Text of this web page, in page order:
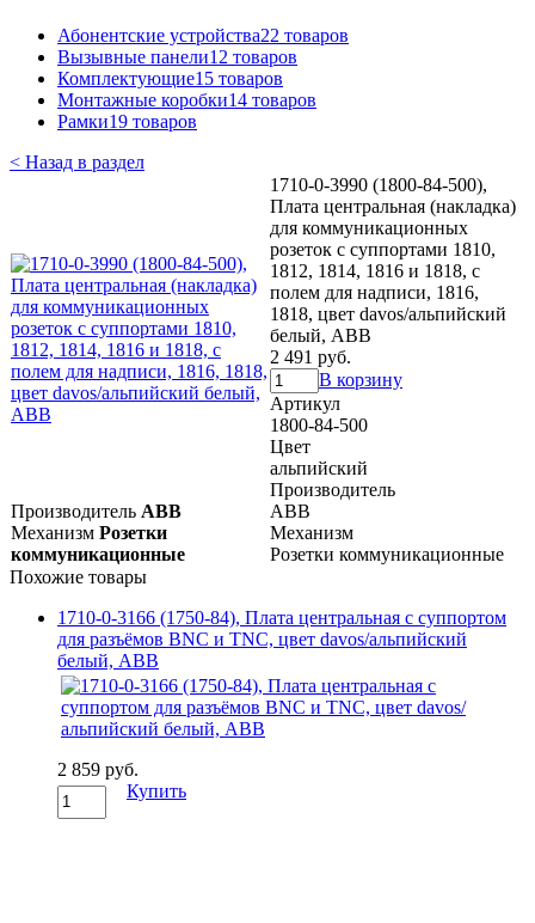
Абонентские устройства22 товаров
Вызывные панели12 товаров
Комплектующие15 товаров
Монтажные коробки14 товаров
Рамки19 товаров
< Назад в раздел
1710-0-3990 (1800-84-500),
Плата центральная (накладка)
для коммуникационных
розеток с суппортами 1810,
1812, 1814, 1816 и 1818, с
полем для надписи, 1816,
1818, цвет davos/альпийский
белый, ABB
2 491 руб.
В корзину
Артикул
1800-84-500
Цвет
альпийский
Производитель
ABB
Механизм
Розетки коммуникационные
Производитель ABB
Механизм Розетки
коммуникационные
Похожие товары
1710-0-3166 (1750-84), Плата центральная с суппортом
для разъёмов BNC и TNC, цвет davos/альпийский
белый, ABB
2 859 руб.
Купить